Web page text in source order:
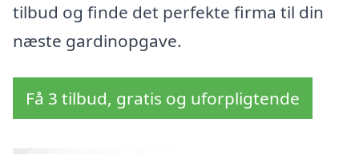
tilbud og finde det perfekte firma til din
næste gardinopgave.
Få 3 tilbud, gratis og uforpligtende